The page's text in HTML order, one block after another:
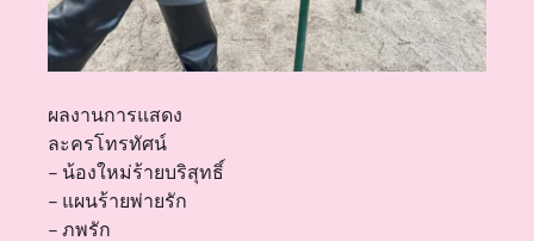
ผลงานการแสดง
ละครโทรทัศน์
– น้องใหม่ร้ายบริสุทธิ์
– แผนร้ายพ่ายรัก
– ภพรัก